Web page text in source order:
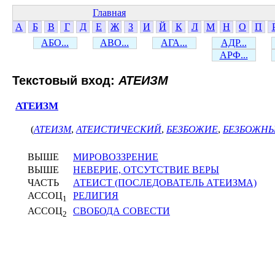
Главная
А
Б В Г Д Е Ж З И Й К Л М Н О П
АБО...
АВО... АГА...
АДР...
АРФ...
Текстовый вход: АТЕИЗМ
АТЕИЗМ
(АТЕИЗМ, АТЕИСТИЧЕСКИЙ, БЕЗБОЖИЕ,
ВЫШЕ
МИРОВОЗЗРЕНИЕ
ВЫШЕ
НЕВЕРИЕ, ОТСУТСТВИЕ ВЕРЫ
ЧАСТЬ
АТЕИСТ (ПОСЛЕДОВАТЕЛЬ АТЕИЗМА)
АССОЦ1
РЕЛИГИЯ
АССОЦ2 СВОБОДА СОВЕСТИ